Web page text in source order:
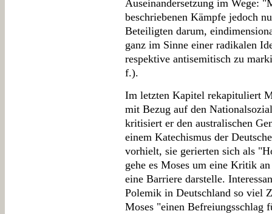
Auseinandersetzung im Wege:
beschriebenen Kämpfe jedoch
Beteiligten darum,
ganz im Sinne einer radikalen
respektive antisemitisch zu
f.).
Im letzten Kapitel rekapituliert
mit Bezug auf den
kritisiert er den australischen
einem Katechismus der
vorhielt, sie gerierten sich als
gehe es Moses um eine Kritik
eine Barriere darstelle.
Polemik in Deutschland so viel
Moses "einen Befreiungsschlag